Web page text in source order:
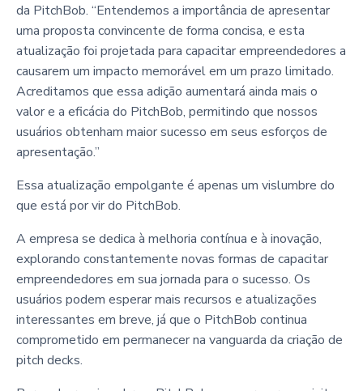
da PitchBob. “Entendemos a importância de apresentar
uma proposta convincente de forma concisa, e esta
atualização foi projetada para capacitar empreendedores a
causarem um impacto memorável em um prazo limitado.
Acreditamos que essa adição aumentará ainda mais o
valor e a eficácia do PitchBob, permitindo que nossos
usuários obtenham maior sucesso em seus esforços de
apresentação.”
Essa atualização empolgante é apenas um vislumbre do
que está por vir do PitchBob.
A empresa se dedica à melhoria contínua e à inovação,
explorando constantemente novas formas de capacitar
empreendedores em sua jornada para o sucesso. Os
usuários podem esperar mais recursos e atualizações
interessantes em breve, já que o PitchBob continua
comprometido em permanecer na vanguarda da criação de
pitch decks.